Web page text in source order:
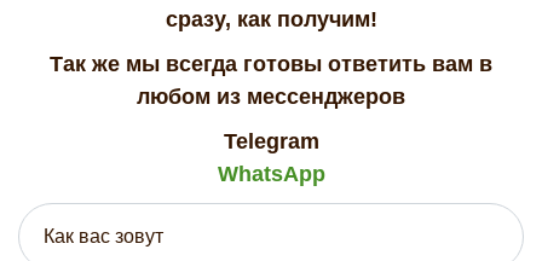
сразу, как получим!
Так же мы всегда готовы ответить вам в
любом из мессенджеров
Telegram
WhatsApp